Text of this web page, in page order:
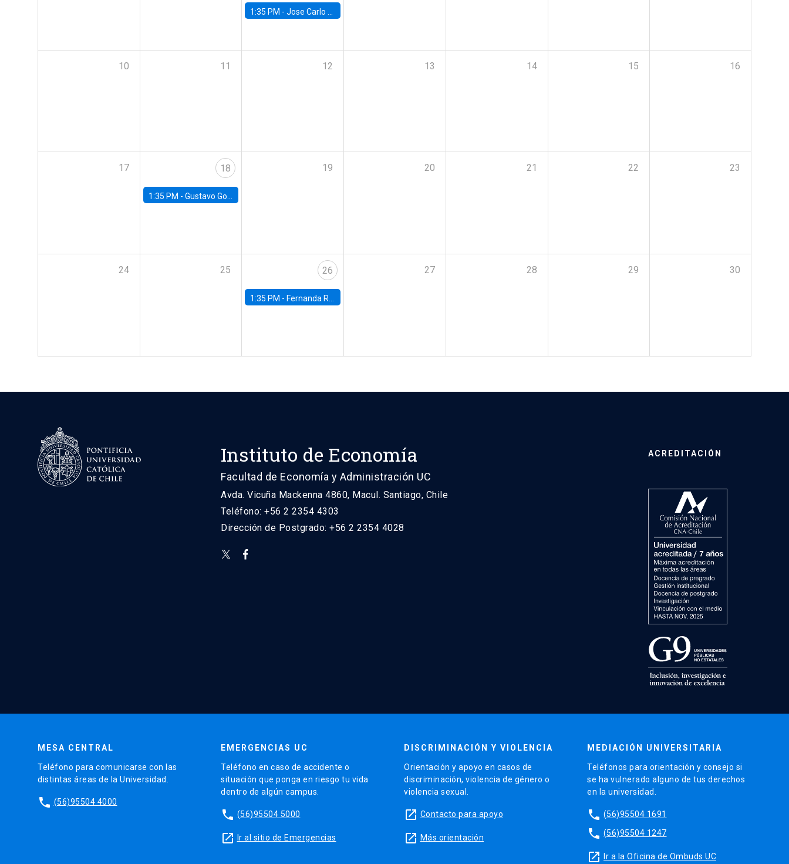
1:35 PM -Jose Carlo Bermudez, UC (ME) & World Bank
10 11 12 13 14 15 16
17 18
1:35 PM - Gustavo González, Banco Central de Chile
19 20 21 22 23
24 25 26
1:35 PM - Fernanda Rojas Ampuero, University of Wisconsin-Madison
27 28 29 30
Instituto de Economía
Facultad de Economía y Administración UC
Avda. Vicuña Mackenna 4860, Macul. Santiago, Chile
Teléfono: +56 2 2354 4303
Dirección de Postgrado: +56 2 2354 4028
ACREDITACIÓN
MESA CENTRAL
Teléfono para comunicarse con las
distintas áreas de la Universidad.
phone (56)95504 4000
EMERGENCIAS UC
Teléfono en caso de accidente o
situación que ponga en riesgo tu vida
dentro de algún campus.
phone (56)95504 5000
launch Ir al sitio de Emergencias
DISCRIMINACIÓN Y VIOLENCIA
Orientación y apoyo en casos de
discriminación, violencia de género o
violencia sexual.
launch Contacto para apoyo
launch Más orientación
MEDIACIÓN UNIVERSITARIA
Teléfonos para orientación y consejo si
se ha vulnerado alguno de tus derechos
en la universidad.
phone (56)95504 1691
phone (56)95504 1247
launch Ir a la Oficina de Ombuds UC